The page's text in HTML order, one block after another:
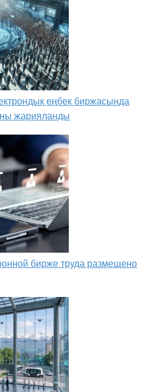
еңбек биржасында
жарияланды
бирже труда размещено